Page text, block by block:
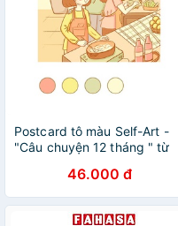
Postcard tô màu Self-Art -
"Câu chuyện 12 tháng " từ
giấy ColdPress, 300gsm chủ
đề bình yên
46.000 đ